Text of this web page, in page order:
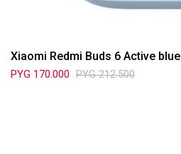
Xiaomi Redmi Buds 6 Active blue
PYG 170.000 PYG 212.500